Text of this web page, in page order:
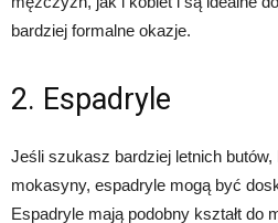
bardziej formalne okazje.
2. Espadryle
Jeśli szukasz bardziej letnich
mokasyny, espadryle mogą być
Espadryle mają podobny kształt do